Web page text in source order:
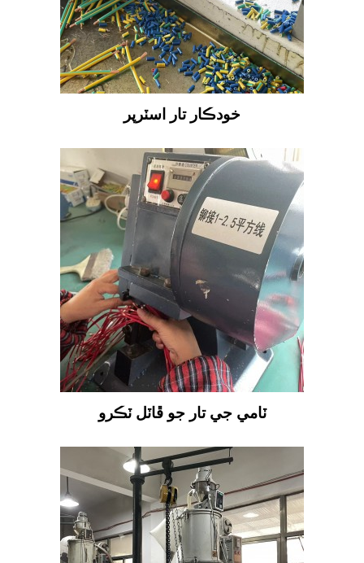
خودڪار تار اسٽرپر
ٽامي جي تار جو ڦاٽل ٽڪرو